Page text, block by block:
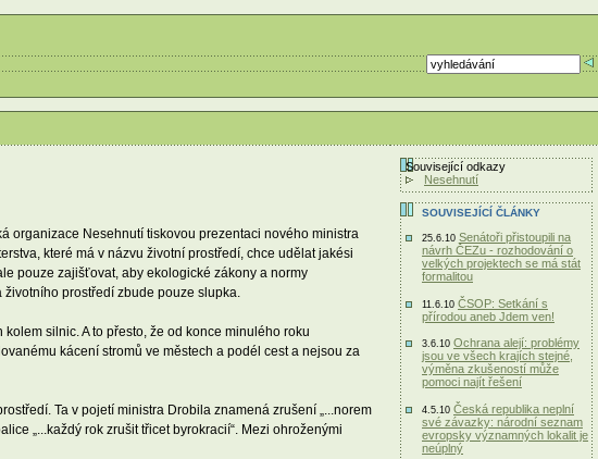
organizace Nesehnutí tiskovou prezentaci nového ministra
které má v názvu životní prostředí, chce udělat jakési
pouze zajišťovat, aby ekologické zákony a normy
prostředí zbude pouze slupka.
silnic. A to přesto, že od konce minulého roku
kácení stromů ve městech a podél cest a nejsou za
Ta v pojetí ministra Drobila znamená zrušení „...norem
„...každý rok zrušit třicet byrokracií“. Mezi ohroženými
Související odkazy
Nesehnutí
SOUVISEJÍCÍ ČLÁNKY
25.6.10 Senátoři přistoupili na
návrh ČEZu - rozhodování o
velkých projektech se má stát
formalitou
11.6.10 ČSOP: Setkání s
přírodou aneb Jdem ven!
3.6.10 Ochrana alejí: problémy
jsou ve všech krajích stejné,
výměna zkušeností může
pomoci najít řešení
4.5.10 Česká republika neplní
své závazky: národní seznam
evropsky významných lokalit je
neúplný